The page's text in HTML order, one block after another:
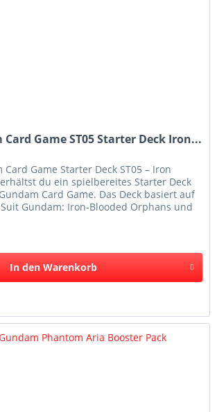
Card Game ST05 Starter Deck Iron...
Game Starter Deck ST05 – Iron
du ein spielbereites Starter Deck
Card Game. Das Deck basiert auf
Gundam: Iron-Blooded Orphans und
In den Warenkorb